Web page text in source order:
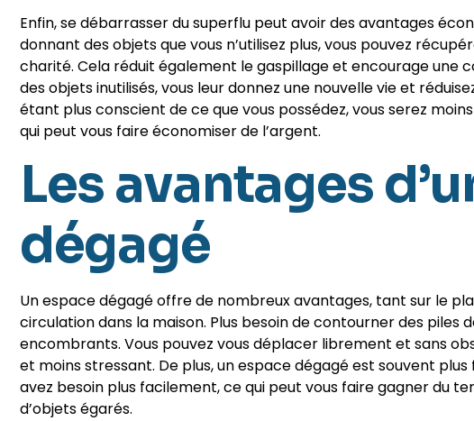
Enfin, se débarrasser du superflu peut avoir des avantages
donnant des objets que vous n’utilisez plus, vous pouvez
charité. Cela réduit également le gaspillage et encourage une
des objets inutilisés, vous leur donnez une nouvelle vie et
étant plus conscient de ce que vous possédez, vous serez
qui peut vous faire économiser de l’argent.
Les avantages
dégagé
Un espace dégagé offre de nombreux avantages, tant sur le
circulation dans la maison. Plus besoin de contourner des piles
encombrants. Vous pouvez vous déplacer librement et sans
et moins stressant. De plus, un espace dégagé est souvent
avez besoin plus facilement, ce qui peut vous faire gagner du
d’objets égarés.